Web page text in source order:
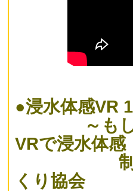
●浸水体感VR
～もしも
VRで浸水体感
制作・提
くり協会